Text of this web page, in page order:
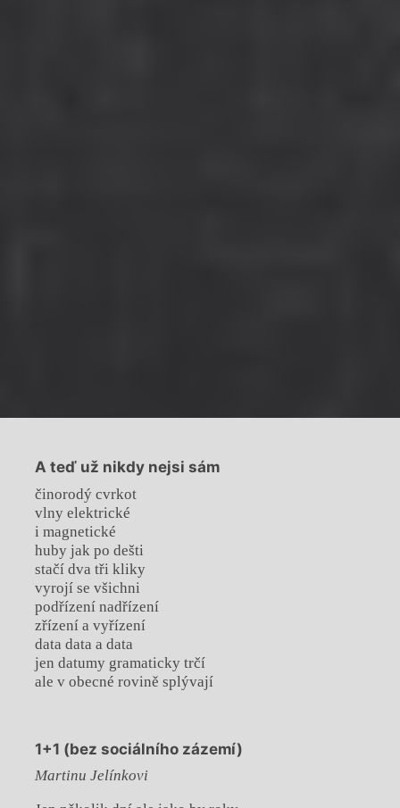
A teď už nikdy nejsi sám
činorodý cvrkot
vlny elektrické
i magnetické
huby jak po dešti
stačí dva tři kliky
vyrojí se všichni
podřízení nadřízení
zřízení a vyřízení
data data a data
jen datumy gramaticky trčí
ale v obecné rovině splývají
1+1 (bez sociálního zázemí)
Martinu Jelínkovi